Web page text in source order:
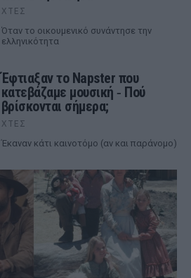
ΧΤΕΣ
Όταν το οικουμενικό συνάντησε την
ελληνικότητα
Έφτιαξαν το Napster που
κατεβάζαμε μουσική ‑ Πού
βρίσκονται σήμερα;
ΧΤΕΣ
Έκαναν κάτι καινοτόμο (αν και παράνομο)